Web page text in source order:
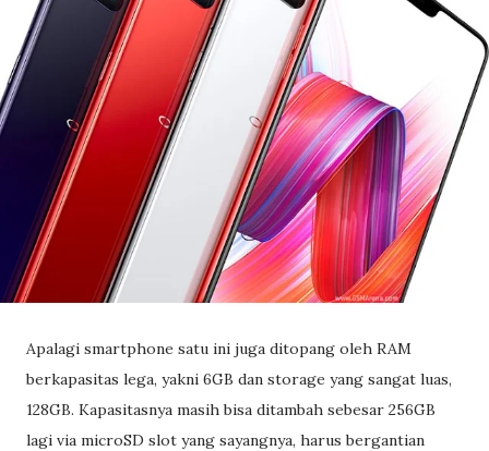
Apalagi smartphone satu ini juga ditopang oleh RAM
berkapasitas lega, yakni 6GB dan storage yang sangat luas,
128GB. Kapasitasnya masih bisa ditambah sebesar 256GB
lagi via microSD slot yang sayangnya, harus bergantian